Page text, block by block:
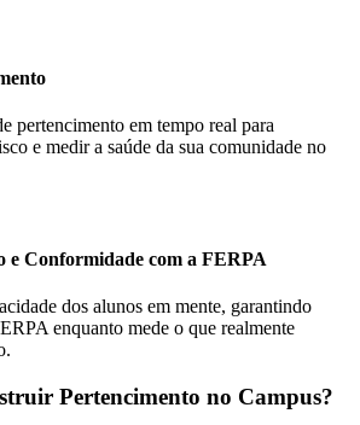
pertencimento em tempo real para
e medir a saúde da sua comunidade no
e Conformidade com a FERPA
dos alunos em mente, garantindo
enquanto mede o que realmente
Pertencimento no Campus?